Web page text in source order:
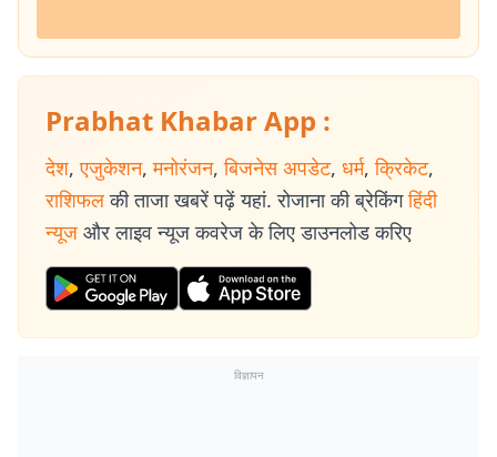
Prabhat Khabar App :
देश, एजुकेशन, मनोरंजन, बिजनेस अपडेट, धर्म, क्रिकेट,
राशिफल की ताजा खबरें पढ़ें यहां. रोजाना की ब्रेकिंग हिंदी
न्यूज और लाइव न्यूज कवरेज के लिए डाउनलोड करिए
विज्ञापन